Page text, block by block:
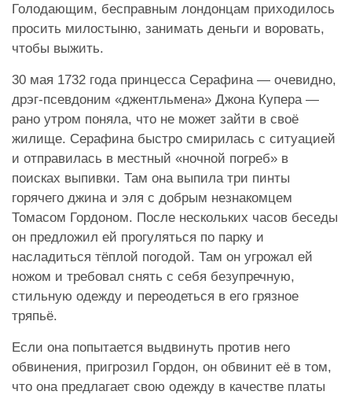
Голодающим, бесправным лондонцам приходилось
просить милостыню, занимать деньги и воровать,
чтобы выжить.
30 мая 1732 года принцесса Серафина — очевидно,
дрэг-псевдоним «джентльмена» Джона Купера —
рано утром поняла, что не может зайти в своё
жилище. Серафина быстро смирилась с ситуацией
и отправилась в местный «ночной погреб» в
поисках выпивки. Там она выпила три пинты
горячего джина и эля с добрым незнакомцем
Томасом Гордоном. После нескольких часов беседы
он предложил ей прогуляться по парку и
насладиться тёплой погодой. Там он угрожал ей
ножом и требовал снять с себя безупречную,
стильную одежду и переодеться в его грязное
тряпьё.
Если она попытается выдвинуть против него
обвинения, пригрозил Гордон, он обвинит её в том,
что она предлагает свою одежду в качестве платы